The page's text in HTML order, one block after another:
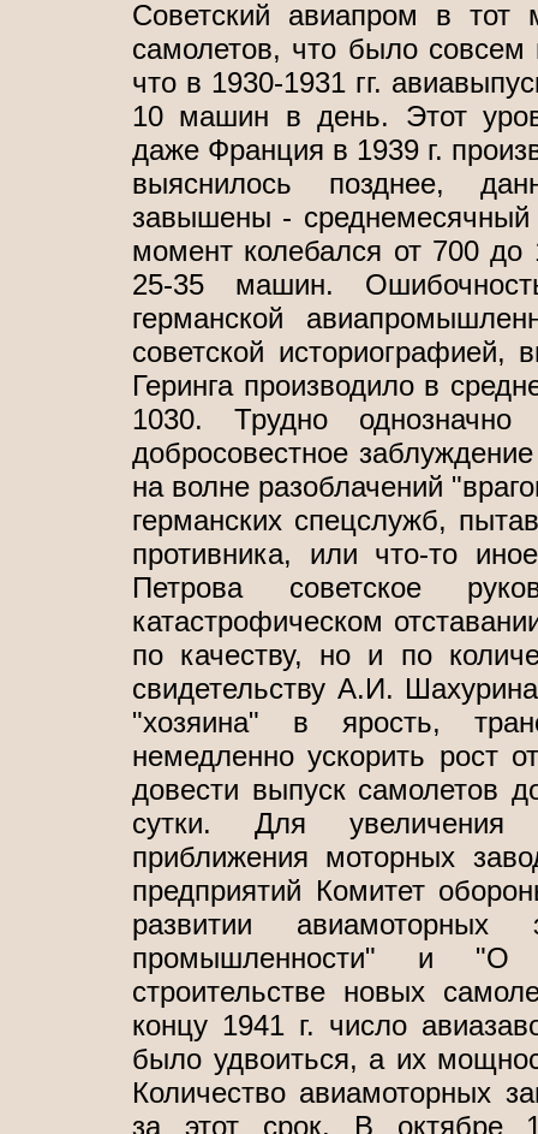
Советский авиапром в
самолетов, что было
что в 1930-1931 гг.
10 машин в день. Этот
даже Франция в 1939 г.
выяснилось позднее,
завышены - среднемесячный
момент колебался от 700
25-35 машин.
германской
советской
Геринга производило в
1030. Трудно
добросовестное
на волне разоблачений
германских спецслужб,
противника, или что-то
Петрова советское
катастрофическом
по качеству, но и по
свидетельству А.И.
"хозяина" в ярость,
немедленно ускорить рост
довести выпуск самолетов
сутки. Для увеличения
приближения моторных
предприятий Комитет
развитии авиамоторных
промышленности" и "О
строительстве новых
концу 1941 г. число
было удвоиться, а их
Количество авиамоторных
за этот срок. В октябре